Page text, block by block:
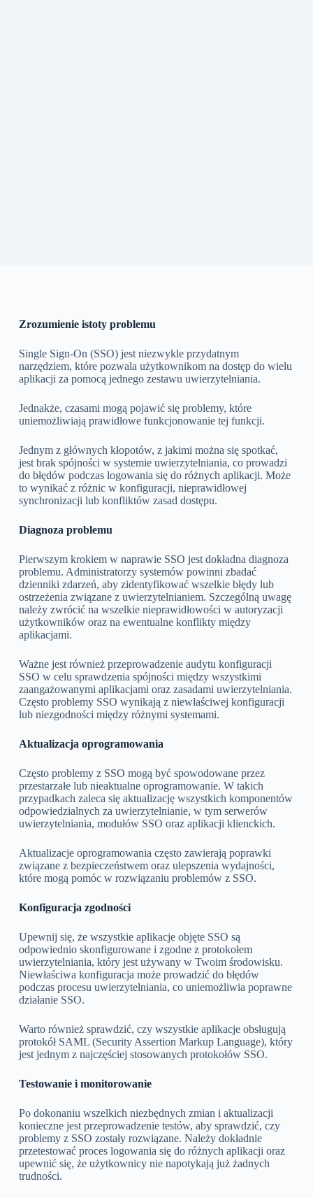
Zrozumienie istoty problemu
Single Sign-On (SSO) jest niezwykle przydatnym
narzędziem, które pozwala użytkownikom na dostęp do wielu
aplikacji za pomocą jednego zestawu uwierzytelniania.
Jednakże, czasami mogą pojawić się problemy, które
uniemożliwiają prawidłowe funkcjonowanie tej funkcji.
Jednym z głównych kłopotów, z jakimi można się spotkać,
jest brak spójności w systemie uwierzytelniania, co prowadzi
do błędów podczas logowania się do różnych aplikacji. Może
to wynikać z różnic w konfiguracji, nieprawidłowej
synchronizacji lub konfliktów zasad dostępu.
Diagnoza problemu
Pierwszym krokiem w naprawie SSO jest dokładna diagnoza
problemu. Administratorzy systemów powinni zbadać
dzienniki zdarzeń, aby zidentyfikować wszelkie błędy lub
ostrzeżenia związane z uwierzytelnianiem. Szczególną uwagę
należy zwrócić na wszelkie nieprawidłowości w autoryzacji
użytkowników oraz na ewentualne konflikty między
aplikacjami.
Ważne jest również przeprowadzenie audytu konfiguracji
SSO w celu sprawdzenia spójności między wszystkimi
zaangażowanymi aplikacjami oraz zasadami uwierzytelniania.
Często problemy SSO wynikają z niewłaściwej konfiguracji
lub niezgodności między różnymi systemami.
Aktualizacja oprogramowania
Często problemy z SSO mogą być spowodowane przez
przestarzałe lub nieaktualne oprogramowanie. W takich
przypadkach zaleca się aktualizację wszystkich komponentów
odpowiedzialnych za uwierzytelnianie, w tym serwerów
uwierzytelniania, modułów SSO oraz aplikacji klienckich.
Aktualizacje oprogramowania często zawierają poprawki
związane z bezpieczeństwem oraz ulepszenia wydajności,
które mogą pomóc w rozwiązaniu problemów z SSO.
Konfiguracja zgodności
Upewnij się, że wszystkie aplikacje objęte SSO są
odpowiednio skonfigurowane i zgodne z protokołem
uwierzytelniania, który jest używany w Twoim środowisku.
Niewłaściwa konfiguracja może prowadzić do błędów
podczas procesu uwierzytelniania, co uniemożliwia poprawne
działanie SSO.
Warto również sprawdzić, czy wszystkie aplikacje obsługują
protokół SAML (Security Assertion Markup Language), który
jest jednym z najczęściej stosowanych protokołów SSO.
Testowanie i monitorowanie
Po dokonaniu wszelkich niezbędnych zmian i aktualizacji
konieczne jest przeprowadzenie testów, aby sprawdzić, czy
problemy z SSO zostały rozwiązane. Należy dokładnie
przetestować proces logowania się do różnych aplikacji oraz
upewnić się, że użytkownicy nie napotykają już żadnych
trudności.